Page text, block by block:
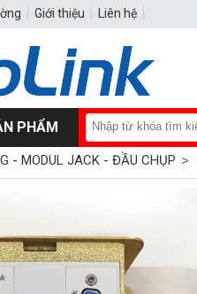
PHẨM
- MODUL JACK - ĐẦU CHỤP
Giới thiệu Liên hệ